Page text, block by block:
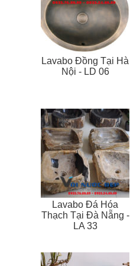
Lavabo Đồng Tại Hà
Nội - LD 06
Lavabo Đá Hóa
Thạch Tại Đà Nẵng -
LA 33